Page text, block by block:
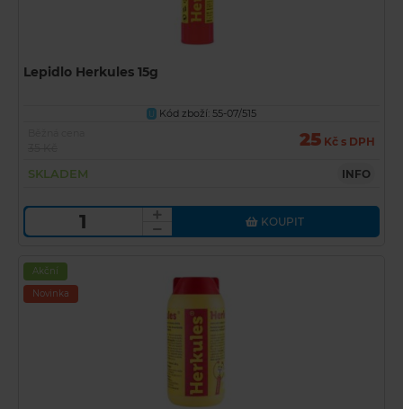
Lepidlo Herkules 15g
U
Kód zboží: 55-07/515
25 Kč s DPH
SKLADEM INFO
KOUPIT
Akční
Novinka